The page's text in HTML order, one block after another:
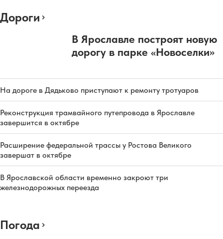
Дороги
В Ярославле построят новую
дорогу в парке «Новоселки»
На дороге в Дядьково приступают к ремонту тротуаров
Реконструкция трамвайного путепровода в Ярославле
завершится в октябре
Расширение федеральной трассы у Ростова Великого
завершат в октябре
В Ярославской области временно закроют три
железнодорожных переезда
Погода